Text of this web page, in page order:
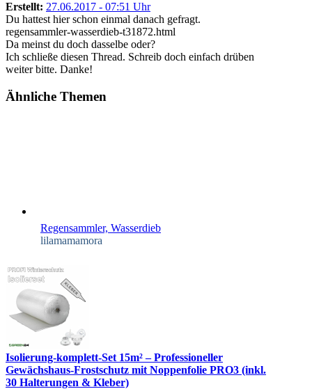
Erstellt: 27.06.2017 - 07:51 Uhr
Du hattest hier schon einmal danach gefragt.
regensammler-wasserdieb-t31872.html
Da meinst du doch dasselbe oder?
Ich schließe diesen Thread. Schreib doch einfach drüben
weiter bitte. Danke!
Ähnliche Themen
Regensammler, Wasserdieb
lilamamamora
Isolierung-komplett-Set 15m² – Professioneller
Gewächshaus-Frostschutz mit Noppenfolie PRO3 (inkl.
30 Halterungen & Kleber)